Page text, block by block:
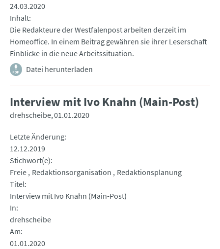
24.03.2020
Inhalt
Die Redakteure der Westfalenpost arbeiten derzeit im
Homeoffice. In einem Beitrag gewähren sie ihrer Leserschaft
Einblicke in die neue Arbeitssituation.
Datei herunterladen
Interview mit Ivo Knahn (Main-Post)
drehscheibe 01.01.2020
Letzte Änderung
12.12.2019
Stichwort(e)
Freie Redaktionsorganisation
Redaktionsplanung
Titel
Interview mit Ivo Knahn (Main-Post)
In
drehscheibe
Am
01.01.2020